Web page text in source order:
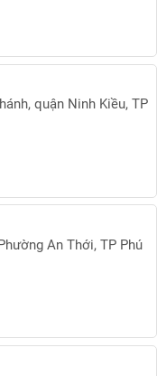
quận Ninh Kiều, TP
An Thới, TP Phú